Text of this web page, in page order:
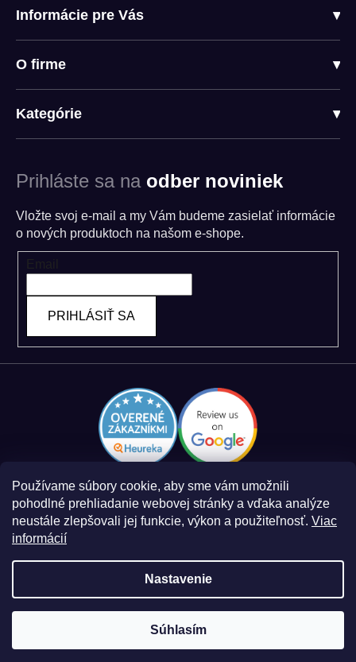
Používame súbory cookie, aby sme vám umožnili
pohodlné prehliadanie webovej stránky a vďaka analýze
neustále zlepšovali jej funkcie, výkon a použiteľnosť. Viac
informácií
Nastavenie
Súhlasím
Informácie pre Vás ▾
O firme ▾
Kategórie ▾
Prihláste sa na odber noviniek
Vložte svoj e-mail a my Vám budeme zasielať informácie
o nových produktoch na našom e-shope.
PRIHLÁSIŤ SA
Zásady spracovania osobných údajov
Obchodné podmienky
Vytvoril Shoptet a
Copyright 2026Smart Log. Všetky práva vyhradené.